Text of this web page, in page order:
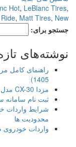
Hot,LeBlanc Tires
Ride,Matt Tires,New
جستجو برای:
نوشته‌های تازه
1405)
مزدا CX-30 مدل ۲۰۲۴ آفتاب خودرو؛ بررسی و مشخصات فنی
ثبت نام سامانه
شرایط واردات
محدودیت ها
واردات خودروی